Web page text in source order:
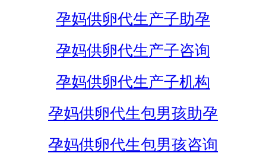
孕妈供卵代生产子助孕
孕妈供卵代生产子咨询
孕妈供卵代生产子机构
孕妈供卵代生包男孩助孕
孕妈供卵代生包男孩咨询